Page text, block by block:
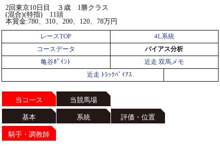
2回東京10日目 ３歳 1勝クラス
(混合)(特指) 11頭
本賞金:780、310、200、120、78万円
レースTOP
4L系統
コースデータ
バイアス分析
亀谷ﾎﾟｲﾝﾄ
近走 双馬メモ
近走 ﾄﾗｯｸﾊﾞｲｱｽ
当コース 当競馬場
基本 系統 評価・位置
騎手・調教師